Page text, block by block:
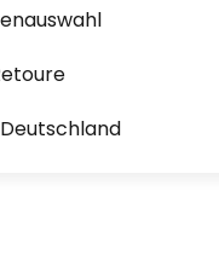
Deutschland